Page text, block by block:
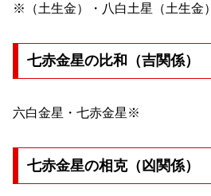
※（土生金）・八白土星（土生金）
七赤金星の比和（吉関係）
六白金星・七赤金星※
七赤金星の相克（凶関係）